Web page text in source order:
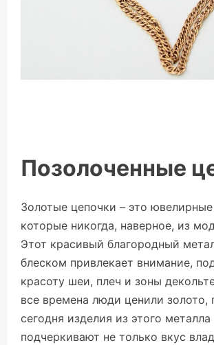
Позолоченные
Золотые цепочки – это
которые никогда, наверное, из
Этот красивый благородный
блеском привлекает внимание,
красоту шеи, плеч и зоны
все времена люди ценили золото,
сегодня изделия из этого металла
подчеркивают не только вкус